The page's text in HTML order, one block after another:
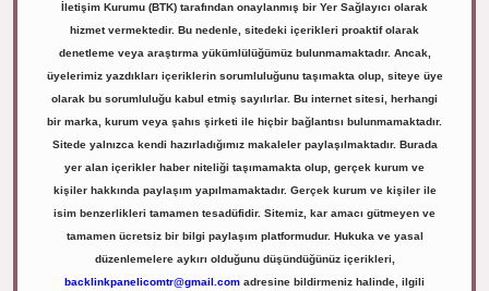
İletişim Kurumu (BTK) tarafından onaylanmış bir Yer Sağlayıcı olarak
hizmet vermektedir. Bu nedenle, sitedeki içerikleri proaktif olarak
denetleme veya araştırma yükümlülüğümüz bulunmamaktadır. Ancak,
üyelerimiz yazdıkları içeriklerin sorumluluğunu taşımakta olup, siteye üye
olarak bu sorumluluğu kabul etmiş sayılırlar. Bu internet sitesi, herhangi
bir marka, kurum veya şahıs şirketi ile hiçbir bağlantısı bulunmamaktadır.
Sitede yalnızca kendi hazırladığımız makaleler paylaşılmaktadır. Burada
yer alan içerikler haber niteliği taşımamakta olup, gerçek kurum ve
kişiler hakkında paylaşım yapılmamaktadır. Gerçek kurum ve kişiler ile
isim benzerlikleri tamamen tesadüfidir. Sitemiz, kar amacı gütmeyen ve
tamamen ücretsiz bir bilgi paylaşım platformudur. Hukuka ve yasal
düzenlemelere aykırı olduğunu düşündüğünüz içerikleri,
backlinkpanelicomtr@gmail.com adresine bildirmeniz halinde, ilgili